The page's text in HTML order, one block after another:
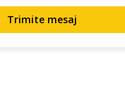
Trimite mesaj